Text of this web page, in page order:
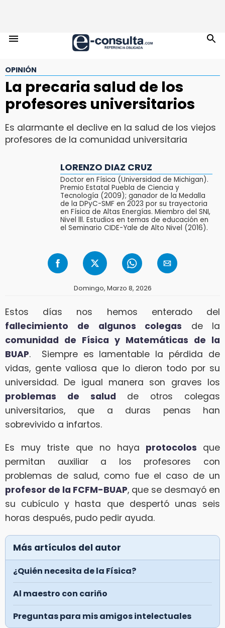
OPINIÓN
La precaria salud de los
profesores universitarios
Es alarmante el declive en la salud de los viejos
profesores de la comunidad universitaria
LORENZO DIAZ CRUZ
Doctor en Física (Universidad de Michigan).
Premio Estatal Puebla de Ciencia y
Tecnología (2009); ganador de la Medalla
de la DPyC-SMF en 2023 por su trayectoria
en Física de Altas Energías. Miembro del SNI,
Nivel lll. Estudios en temas de educación en
el Seminario CIDE-Yale de Alto Nivel (2016).
Domingo, Marzo 8, 2026
Estos días nos hemos enterado del
fallecimiento
de algunos colegas de la
comunidad de Física y Matemáticas de la
BUAP. Siempre es lamentable la pérdida de
vidas, gente valiosa que lo dieron todo por su
universidad. De igual manera son graves los
problemas de salud de otros colegas
universitarios, que a duras penas han
sobrevivido a infartos.
Es muy triste que no haya protocolos que
permitan auxiliar a los profesores con
problemas de salud, como fue el caso de un
profesor de la FCFM-BUAP, que se desmayó en
su cubículo y hasta que despertó unas seis
horas después, pudo pedir ayuda.
Más artículos del autor
¿Quién necesita de la Física?
Al maestro con cariño
Preguntas para mis amigos intelectuales